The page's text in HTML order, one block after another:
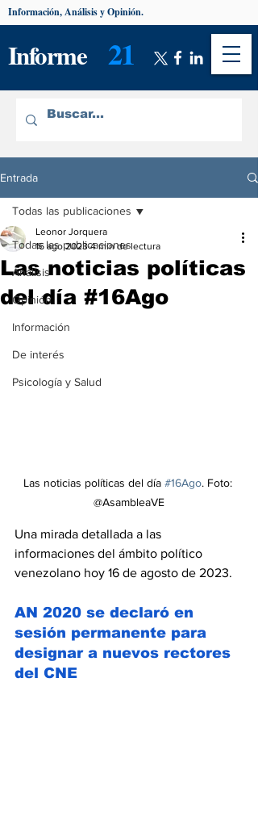
Informe 21
Información, Análisis y Opinión.
Entrada
Todas las publicaciones
Análisis
Opinión
Información
De interés
Psicología y Salud
Todas las publicaciones
Las noticias políticas
del día #16Ago
Leonor Jorquera
16 ago 2023 4 min de lectura
Las noticias políticas del día #16Ago. Foto:
@AsambleaVE
Una mirada detallada a las
informaciones del ámbito político
venezolano hoy 16 de agosto de 2023.
AN 2020 se declaró en
sesión permanente para
designar a nuevos rectores
del CNE